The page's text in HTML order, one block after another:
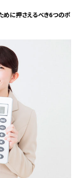
めに押さえるべき6つのポ